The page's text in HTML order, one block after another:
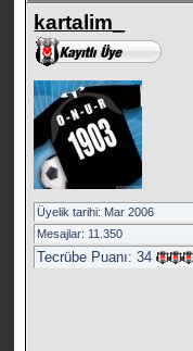
kartalim_
Üyelik tarihi: Mar 2006
Mesajlar: 11.350
Tecrübe Puanı:34